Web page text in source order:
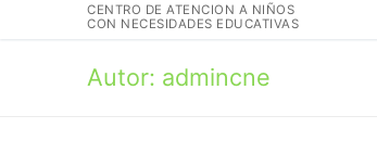
CENTRO DE ATENCION A NIÑOS
CON NECESIDADES EDUCATIVAS
Autor: admincne